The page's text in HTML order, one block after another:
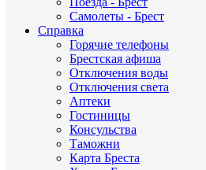
Самолеты - Брест
Справка
Горячие телефоны
Брестская афиша
Отключения воды
Отключения света
Аптеки
Гостиницы
Консульства
Таможни
Карта Бреста